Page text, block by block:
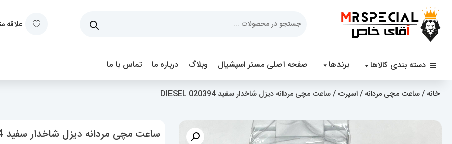
علاقه
دسته بندی کالاها برندها صفحه اصلی مستر اسپشیال وبلاگ درباره ما تماس با ما
خانه /ساعت مچی مردانه /اسپرت / ساعت مچی مردانه دیزل شاخدار سفید DIESEL 020394
ساعت مچی مردانه دیزل شاخدار سفید DIESEL 020394